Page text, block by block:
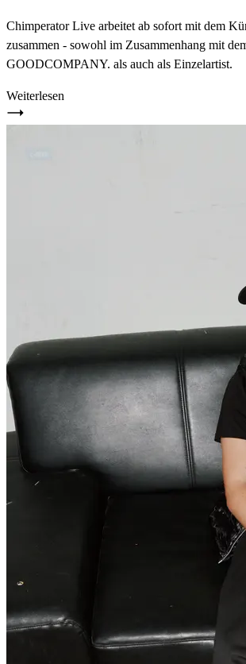
Chimperator Live arbeitet ab sofort mit dem
zusammen - sowohl im Zusammenhang mit
GOODCOMPANY. als auch als Einzelartist.
Weiterlesen